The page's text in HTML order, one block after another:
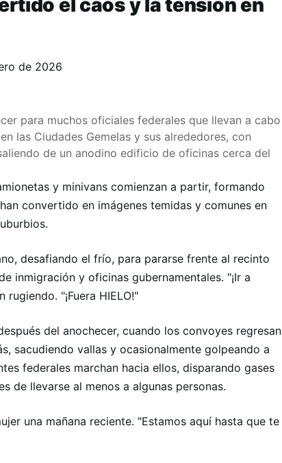
el caos y la tensión en
de 2026
para muchos oficiales federales que llevan a cabo
las Ciudades Gemelas y sus alrededores, con
de un anodino edificio de oficinas cerca del
y minivans comienzan a partir, formando
convertido en imágenes temidas y comunes en
desafiando el frío, para pararse frente al recinto
inmigración y oficinas gubernamentales. "¡Ir a
"¡Fuera HIELO!"
del anochecer, cuando los convoyes regresan
sacudiendo vallas y ocasionalmente golpeando a
federales marchan hacia ellos, disparando gases
de llevarse al menos a algunas personas.
una mañana reciente. "Estamos aquí hasta que te